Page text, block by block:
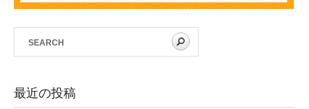
最近の投稿